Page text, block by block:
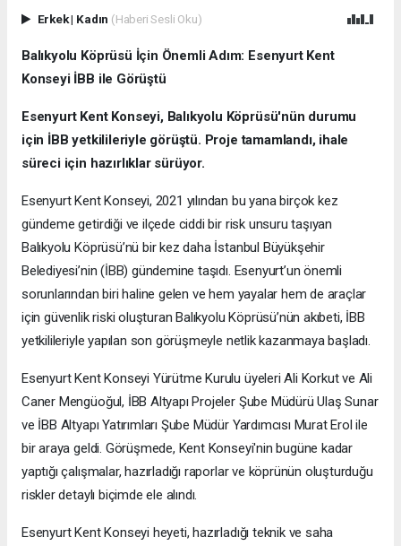
Erkek| Kadın (Haberi Sesli Oku)
Balıkyolu Köprüsü İçin Önemli Adım: Esenyurt Kent
Konseyi İBB ile Görüştü
Esenyurt Kent Konseyi, Balıkyolu Köprüsü'nün durumu
için İBB yetkilileriyle görüştü. Proje tamamlandı, ihale
süreci için hazırlıklar sürüyor.
Esenyurt Kent Konseyi, 2021 yılından bu yana birçok kez
gündeme getirdiği ve ilçede ciddi bir risk unsuru taşıyan
Balıkyolu Köprüsü’nü bir kez daha İstanbul Büyükşehir
Belediyesi’nin (İBB) gündemine taşıdı. Esenyurt’un önemli
sorunlarından biri haline gelen ve hem yayalar hem de araçlar
için güvenlik riski oluşturan Balıkyolu Köprüsü’nün akıbeti, İBB
yetkilileriyle yapılan son görüşmeyle netlik kazanmaya başladı.
Esenyurt Kent Konseyi Yürütme Kurulu üyeleri Ali Korkut ve Ali
Caner Mengüoğul, İBB Altyapı Projeler Şube Müdürü Ulaş Sunar
ve İBB Altyapı Yatırımları Şube Müdür Yardımcısı Murat Erol ile
bir araya geldi. Görüşmede, Kent Konseyi'nin bugüne kadar
yaptığı çalışmalar, hazırladığı raporlar ve köprünün oluşturduğu
riskler detaylı biçimde ele alındı.
Esenyurt Kent Konseyi heyeti, hazırladığı teknik ve saha